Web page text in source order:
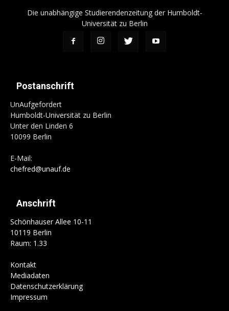
Die unabhängige Studierendenzeitung der Humboldt-
Universität zu Berlin
Postanschrift
UnAufgefordert
Humboldt-Universität zu Berlin
Unter den Linden 6
10099 Berlin
E-Mail:
chefred@unauf.de
Anschrift
Schönhauser Allee 10-11
10119 Berlin
Raum: 1.33
Kontakt
Mediadaten
Datenschutzerklärung
Impressum